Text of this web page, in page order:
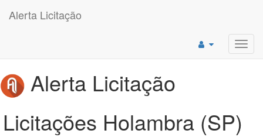
Alerta Licitação
Alerta Licitação
Licitações Holambra (SP)